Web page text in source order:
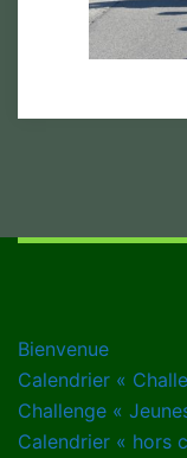
Bienvenue
Calendrier «
Challenge «
Calendrier « hors